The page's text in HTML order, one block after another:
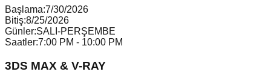
Başlama:7/30/2026
Bitiş:8/25/2026
Günler:SALI-PERŞEMBE
Saatler:7:00 PM - 10:00 PM
3DS MAX & V-RAY